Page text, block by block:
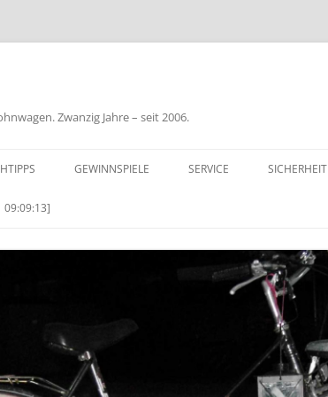
Zwanzig Jahre – seit 2006.
GEWINNSPIELE SERVICE SICHERHEIT
09:09:13]